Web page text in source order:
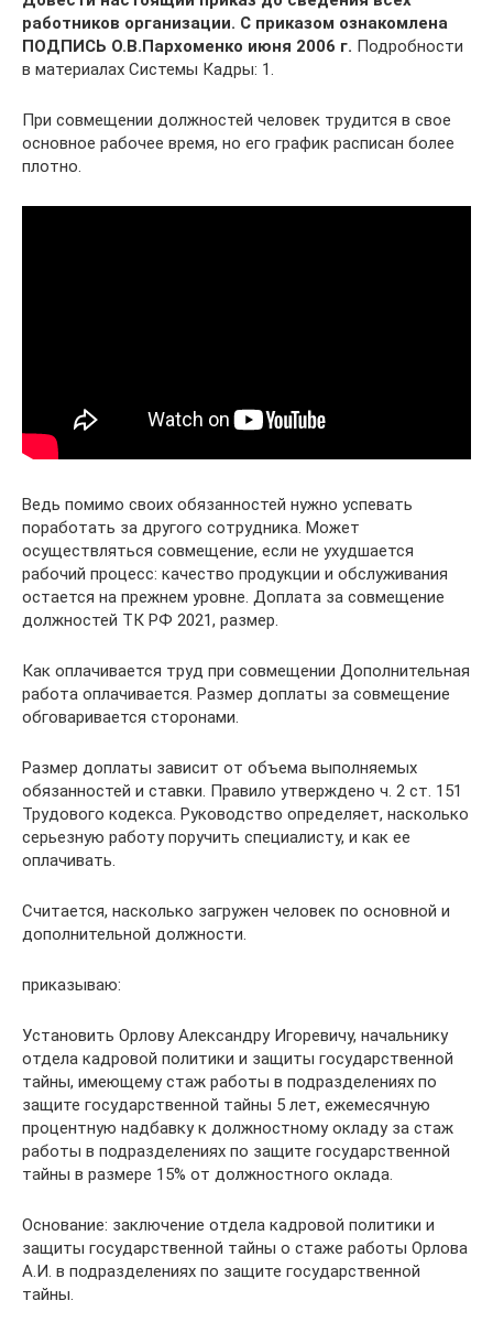
работников организации. С приказом ознакомлена
ПОДПИСЬ О.В.Пархоменко июня 2006 г. Подробности
в материалах Системы Кадры: 1.
При совмещении должностей человек трудится в свое
основное рабочее время, но его график расписан более
плотно.
Ведь помимо своих обязанностей нужно успевать
поработать за другого сотрудника. Может
осуществляться совмещение, если не ухудшается
рабочий процесс: качество продукции и обслуживания
остается на прежнем уровне. Доплата за совмещение
должностей ТК РФ 2021, размер.
Как оплачивается труд при совмещении Дополнительная
работа оплачивается. Размер доплаты за совмещение
обговаривается сторонами.
Размер доплаты зависит от объема выполняемых
обязанностей и ставки. Правило утверждено ч. 2 ст. 151
Трудового кодекса. Руководство определяет, насколько
серьезную работу поручить специалисту, и как ее
оплачивать.
Считается, насколько загружен человек по основной и
дополнительной должности.
приказываю:
Установить Орлову Александру Игоревичу, начальнику
отдела кадровой политики и защиты государственной
тайны, имеющему стаж работы в подразделениях по
защите государственной тайны 5 лет, ежемесячную
процентную надбавку к должностному окладу за стаж
работы в подразделениях по защите государственной
тайны в размере 15% от должностного оклада.
Основание: заключение отдела кадровой политики и
защиты государственной тайны о стаже работы Орлова
А.И. в подразделениях по защите государственной
тайны.